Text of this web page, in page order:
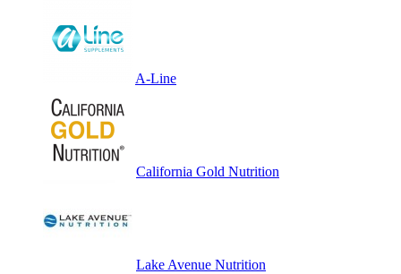
A-Line
California Gold Nutrition
Lake Avenue Nutrition